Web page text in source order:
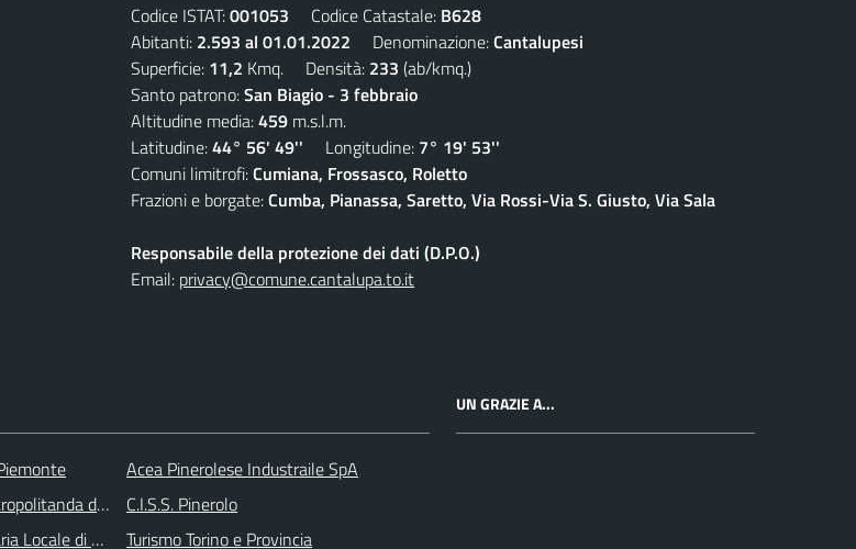
Codice ISTAT:001053 Codice Catastale: B628
Abitanti: 2.593 al 01.01.2022 Denominazione:Cantalupesi
Superficie: 11,2 Kmq. Densità: 233 (ab/kmq.)
Santo patrono:San Biagio - 3 febbraio
Altitudine media:459 m.s.l.m.
Latitudine:44° 56' 49'' Longitudine: 7° 19' 53''
Comuni limitrofi:Cumiana, Frossasco, Roletto
Frazioni e borgate:Cumba, Pianassa, Saretto, Via Rossi-Via S. Giusto, Via Sala
Responsabile della protezione dei dati (D.P.O.)
Email: privacy@comune.cantalupa.to.it
di Torino
Locale di Collegno e Pinerolo
Acea Pinerolese Industraile SpA
C.I.S.S. Pinerolo
Turismo Torino e Provincia
UN GRAZIE A...